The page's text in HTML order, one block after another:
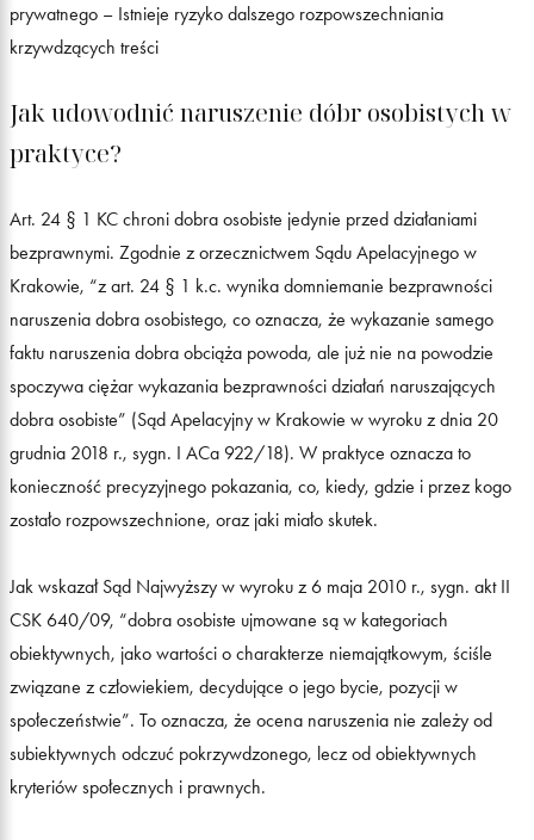
prywatnego – Istnieje ryzyko dalszego rozpowszechniania
krzywdzących treści
Jak udowodnić naruszenie dóbr osobistych w
praktyce?
Art. 24 § 1 KC chroni dobra osobiste jedynie przed działaniami
bezprawnymi. Zgodnie z orzecznictwem Sądu Apelacyjnego w
Krakowie, “z art. 24 § 1 k.c. wynika domniemanie bezprawności
naruszenia dobra osobistego, co oznacza, że wykazanie samego
faktu naruszenia dobra obciąża powoda, ale już nie na powodzie
spoczywa ciężar wykazania bezprawności działań naruszających
dobra osobiste” (Sąd Apelacyjny w Krakowie w wyroku z dnia 20
grudnia 2018 r., sygn. I ACa 922/18). W praktyce oznacza to
konieczność precyzyjnego pokazania, co, kiedy, gdzie i przez kogo
zostało rozpowszechnione, oraz jaki miało skutek.
Jak wskazał Sąd Najwyższy w wyroku z 6 maja 2010 r., sygn. akt II
CSK 640/09, “dobra osobiste ujmowane są w kategoriach
obiektywnych, jako wartości o charakterze niemajątkowym, ściśle
związane z człowiekiem, decydujące o jego bycie, pozycji w
społeczeństwie”. To oznacza, że ocena naruszenia nie zależy od
subiektywnych odczuć pokrzywdzonego, lecz od obiektywnych
kryteriów społecznych i prawnych.